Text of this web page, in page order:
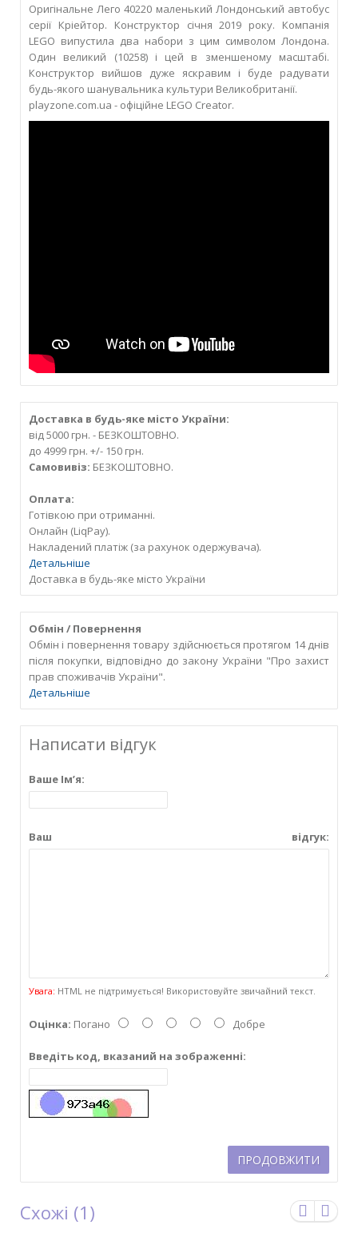
Оригінальне Лего 40220 маленький Лондонський автобус
серії Кріейтор. Конструктор січня 2019 року. Компанія
LEGO випустила два набори з цим символом Лондона.
Один великий (10258) і цей в зменшеному масштабі.
Конструктор вийшов дуже яскравим і буде радувати
будь-якого шанувальника культури Великобританії.
playzone.com.ua - офіційне LEGO Creator.
Доставка в будь-яке місто України:
від 5000 грн. - БЕЗКОШТОВНО.
до 4999 грн. +/- 150 грн.
Самовивіз: БЕЗКОШТОВНО.
Оплата:
Готівкою при отриманні.
Онлайн (LiqPay).
Накладений платіж (за рахунок одержувача).
Детальніше
Доставка в будь-яке місто України
Обмін / Повернення
Обмін і повернення товару здійснюється протягом 14 днів
після покупки, відповідно до закону України "Про захист
прав споживачів України".
Детальніше
Написати відгук
Ваше Ім’я:
Ваш відгук:
Увага: HTML не підтримується! Використовуйте звичайний текст.
Оцінка: Погано Добре
Введіть код, вказаний на зображенні:
ПРОДОВЖИТИ
Схожі (1)